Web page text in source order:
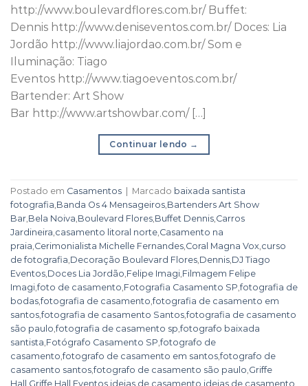
http://www.boulevardflores.com.br/ Buffet:
Dennis http://www.deniseventos.com.br/ Doces: Lia
Jordão http://www.liajordao.com.br/ Som e
Iluminação: Tiago
Eventos http://www.tiagoeventos.com.br/
Bartender: Art Show
Bar http://www.artshowbar.com/ […]
Continuar lendo →
Postado em Casamentos Marcado baixada santista
fotografia Banda Os 4 Mensageiros Bartenders Art Show
Bar Bela Noiva Boulevard Flores Buffet Dennis Carros
Jardineira casamento litoral norte Casamento na
praia Cerimonialista Michelle Fernandes Coral Magna Vox curso
de fotografia Decoração Boulevard Flores Dennis DJ Tiago
Eventos Doces Lia Jordão Felipe Imagi Filmagem Felipe
Imagi,foto de casamento Fotografia Casamento SP ,fotografia de
bodas,fotografia de casamento ,fotografia de casamento em
santos,fotografia de casamento Santos,fotografia de casamento
são paulo ,fotografia de casamento sp ,fotografo baixada
santista Fotógrafo Casamento SP ,fotografo de
casamento ,fotografo de casamento em santos,fotografo de
casamento santos,fotografo de casamento são paulo Griffe
Hall
Griffe Hall Eventos ideias de casamento ideias de casamento